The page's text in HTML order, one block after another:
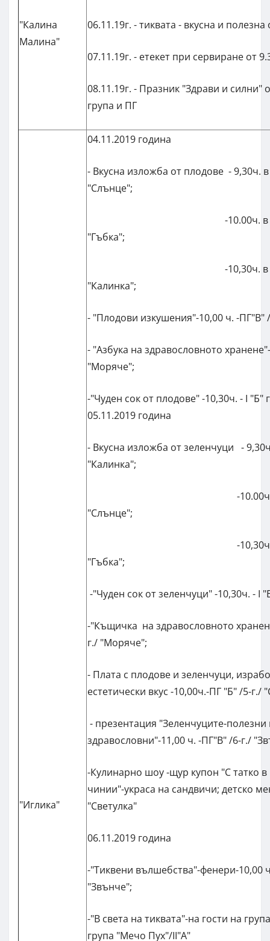
"Калина
Малина"
06.11.19г. - тиквата - вкусна и
07.11.19г. - етекет при сервиране от
08.11.19г. - Празник "Здрави и силни"
група и ПГ
"Иглика"
04.11.2019 година
- Вкусна изложба от плодове - 9,30ч.
"Слънце";
-10.00ч. в
"Гъбка";
-10,30ч. в
"Калинка";
- "Плодови изкушения"-10,00 ч. -ПГ"В"
- "Азбука на здравословното
"Моряче";
-"Чуден сок от плодове" -10,30ч. - I
05.11.2019 година
- Вкусна изложба от зеленчуци -
"Калинка";
-10.00ч. в
"Слънце";
-10,30ч. в
"Гъбка";
-"Чуден сок от зеленчуци" -10,30ч. - I
-"Къщичка на здравословното
г./ "Моряче";
- Плата с плодове и зеленчуци,
естетически вкус -10,00ч.-ПГ "Б" /5-г./
- презентация "Зеленчуците-полезни
здравословни"-11,00 ч. -ПГ"В" /6-г./
-Кулинарно шоу -щур купон "С татко в
чинии"-украса на сандвичи; детско
"Светулка"
06.11.2019 година
-"Тиквени вълшебства"-фенери-10,00
"Звънче";
-"В света на тиквата"-на гости на
група "Мечо Пух"/II"А"